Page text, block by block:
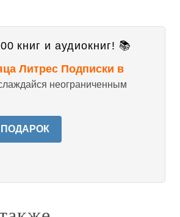
книг и аудиокниг! 📚
Литрес Подписки в
неограниченным